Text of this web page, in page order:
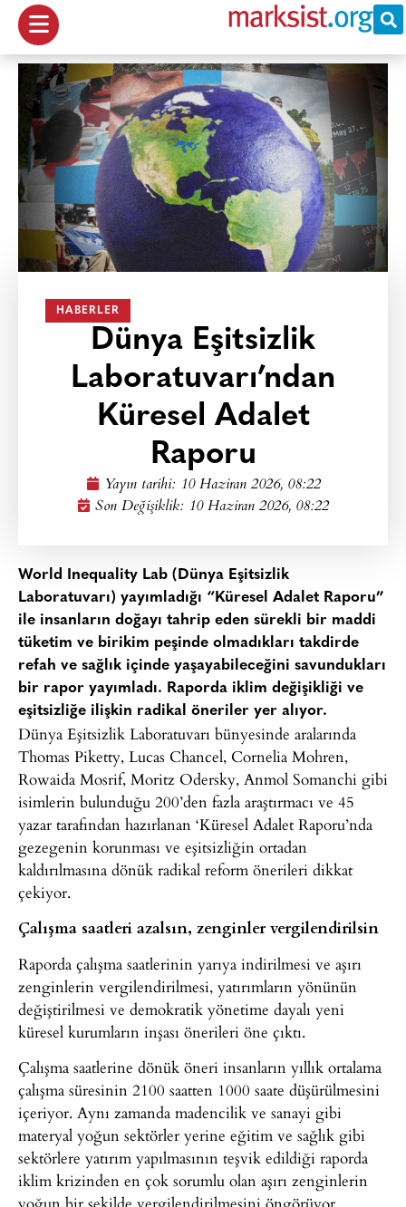
HABERLER
Dünya Eşitsizlik
Laboratuvarı’ndan
Küresel Adalet
Raporu
Yayın tarihi: 10 Haziran 2026, 08:22
Son Değişiklik: 10 Haziran 2026, 08:22
World Inequality Lab (Dünya Eşitsizlik
Laboratuvarı) yayımladığı “Küresel Adalet Raporu”
ile insanların doğayı tahrip eden sürekli bir maddi
tüketim ve birikim peşinde olmadıkları takdirde
refah ve sağlık içinde yaşayabileceğini savundukları
bir rapor yayımladı. Raporda iklim değişikliği ve
eşitsizliğe ilişkin radikal öneriler yer alıyor.
Dünya Eşitsizlik Laboratuvarı bünyesinde aralarında
Thomas Piketty, Lucas Chancel, Cornelia Mohren,
Rowaida Mosrif, Moritz Odersky, Anmol Somanchi gibi
isimlerin bulunduğu 200’den fazla araştırmacı ve 45
yazar tarafından hazırlanan ‘Küresel Adalet Raporu’nda
gezegenin korunması ve eşitsizliğin ortadan
kaldırılmasına dönük radikal reform önerileri dikkat
çekiyor.
Çalışma saatleri azalsın, zenginler vergilendirilsin
Raporda çalışma saatlerinin yarıya indirilmesi ve aşırı
zenginlerin vergilendirilmesi, yatırımların yönünün
değiştirilmesi ve demokratik yönetime dayalı yeni
küresel kurumların inşası önerileri öne çıktı.
Çalışma saatlerine dönük öneri insanların yıllık ortalama
çalışma süresinin 2100 saatten 1000 saate düşürülmesini
içeriyor. Aynı zamanda madencilik ve sanayi gibi
materyal yoğun sektörler yerine eğitim ve sağlık gibi
sektörlere yatırım yapılmasının teşvik edildiği raporda
iklim krizinden en çok sorumlu olan aşırı zenginlerin